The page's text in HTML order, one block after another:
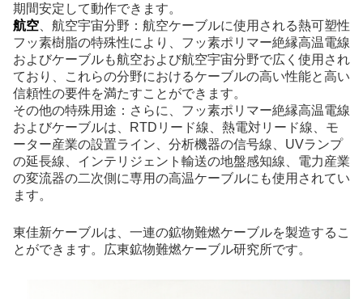
期間安定して動作できます。
航空 、航空宇宙分野：航空ケーブルに使用される熱可塑性
フッ素樹脂の特殊性により、フッ素ポリマー絶縁高温電線
およびケーブルも航空および航空宇宙分野で広く使用され
ており、これらの分野におけるケーブルの高い性能と高い
信頼性の要件を満たすことができます。
その他の特殊用途：さらに、フッ素ポリマー絶縁高温電線
およびケーブルは、RTDリード線、熱電対リード線、モ
ーター産業の設置ライン、分析機器の信号線、UVランプ
の延長線、インテリジェント輸送の地盤感知線、電力産業
の変流器の二次側に専用の高温ケーブルにも使用されてい
ます。
東佳新ケーブルは、一連の鉱物難燃ケーブルを製造するこ
とができます。広東鉱物難燃ケーブル研究所です。